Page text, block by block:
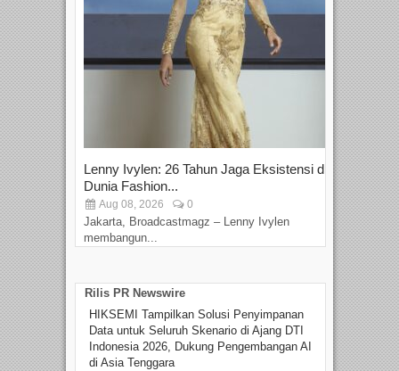
Lenny Ivylen: 26 Tahun Jaga Eksistensi di
Dunia Fashion...
Aug 08, 2026 0
Jakarta, Broadcastmagz – Lenny Ivylen
membangun...
Rilis PR Newswire
HIKSEMI Tampilkan Solusi Penyimpanan
Data untuk Seluruh Skenario di Ajang DTI
Indonesia 2026, Dukung Pengembangan AI
di Asia Tenggara